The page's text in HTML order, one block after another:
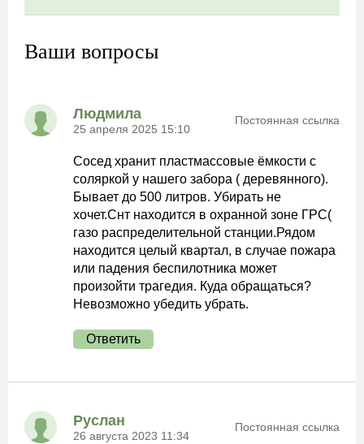
Ваши вопросы
Людмила
25 апреля 2025 15:10
Постоянная ссылка
Сосед хранит пластмассовые ёмкости с
соляркой у нашего забора ( деревянного).
Бывает до 500 литров. Убирать не
хочет.Снт находится в охранной зоне ГРС(
газо распределительной станции.Рядом
находится целый квартал, в случае пожара
или падения беспилотника может
произойти трагедия. Куда обращаться?
Невозможно убедить убрать.
Ответить
Руслан
26 августа 2023 11:34
Постоянная ссылка